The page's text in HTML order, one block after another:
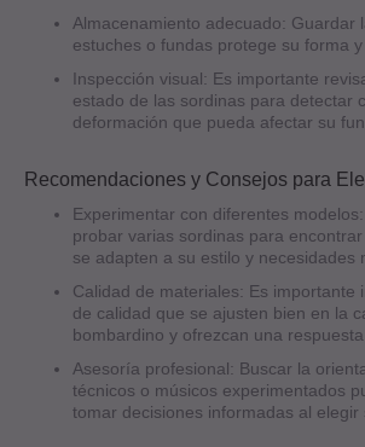
Almacenamiento adecuado: Guardar
estuches o fundas protege su forma y
Inspección visual: Es importante
estado de las sordinas para detectar
deformación que pueda afectar su
Recomendaciones y Consejos para
Experimentar con diferentes
probar varias sordinas para
se adapten a su estilo y necesidades
Calidad de materiales: Es importante
de calidad que se ajusten bien en la
bombardino y ofrezcan una
Asesoría profesional: Buscar la
técnicos o músicos experimentados
tomar decisiones informadas al elegir